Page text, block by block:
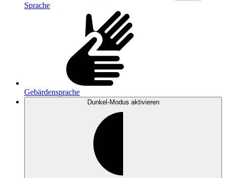
Sprache
Gebärdensprache
Dunkel-Modus aktivieren